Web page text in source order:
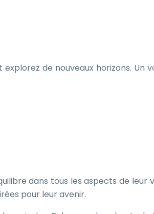
de nouveaux horizons. Un
dans tous les aspects de leur
pour leur avenir.